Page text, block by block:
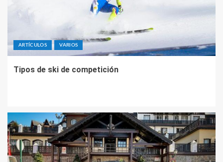
ARTÍCULOS VARIOS
Tipos de ski de competición